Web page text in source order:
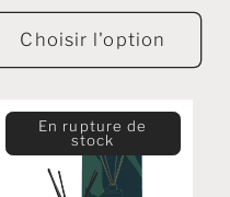
régulier
Choisir l'option
En rupture de
stock